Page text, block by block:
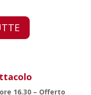
16.30 – Offerto